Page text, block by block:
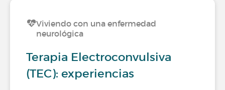
Viviendo con una enfermedad
neurológica
Terapia Electroconvulsiva
(TEC): experiencias